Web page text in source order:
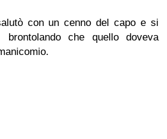
con un cenno del capo e si
che quello doveva